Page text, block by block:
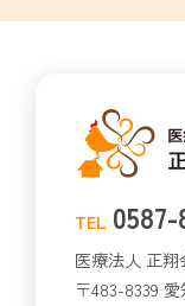
TEL 0587-
医療法人 正翔
〒483-8339